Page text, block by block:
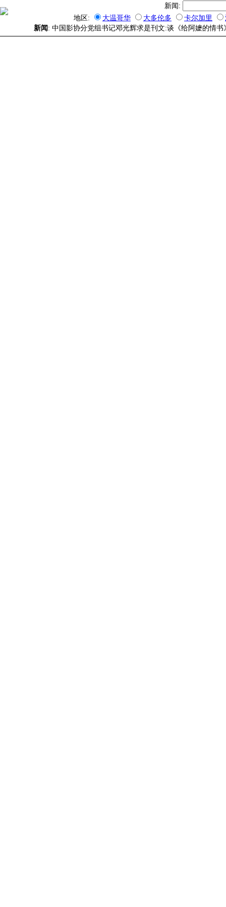
新闻:
地区:
大温哥华 大多伦多 卡尔加里
新闻 : 中国影协分党组书记邓光辉求是刊文:谈《给阿嬷的情